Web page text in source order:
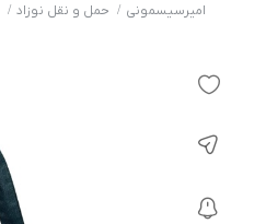
لوازم حمام نوزاد
لوازم اتاق نوزاد و کودک
امیرسیسمونی حمل و نقل نوزاد